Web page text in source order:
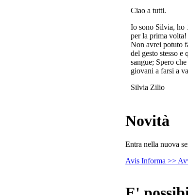
Ciao a tutti.
Io sono Silvia, ho
per la prima volta!
Non avrei potuto
del gesto stesso e
sangue; Spero
giovani a farsi a
Silvia Zilio
Novità
Entra nella nuova
Avis Informa >>